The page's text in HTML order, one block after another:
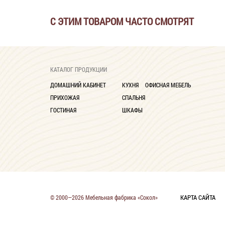
С ЭТИМ ТОВАРОМ ЧАСТО СМОТРЯТ
КАТАЛОГ ПРОДУКЦИИ
ДОМАШНИЙ КАБИНЕТ
ПРИХОЖАЯ
ГОСТИНАЯ
КУХНЯ
СПАЛЬНЯ
ШКАФЫ
ОФИСНАЯ МЕБЕЛЬ
© 2000—2026 Мебельная фабрика «Сокол» КАРТА САЙТА